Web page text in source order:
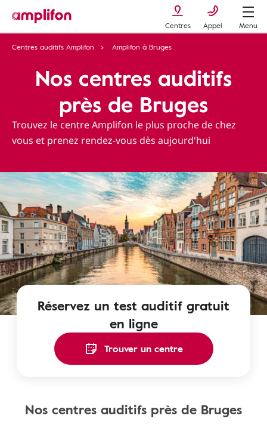
Centres Appel
Menu
Centres auditifs Amplifon
Amplifon à Bruges
Nos centres auditifs
près de Bruges
Trouvez le centre Amplifon le plus proche de chez
vous et prenez rendez-vous dès aujourd'hui
Réservez un test auditif gratuit
en ligne
Trouver un centre
Nos centres auditifs près de Bruges